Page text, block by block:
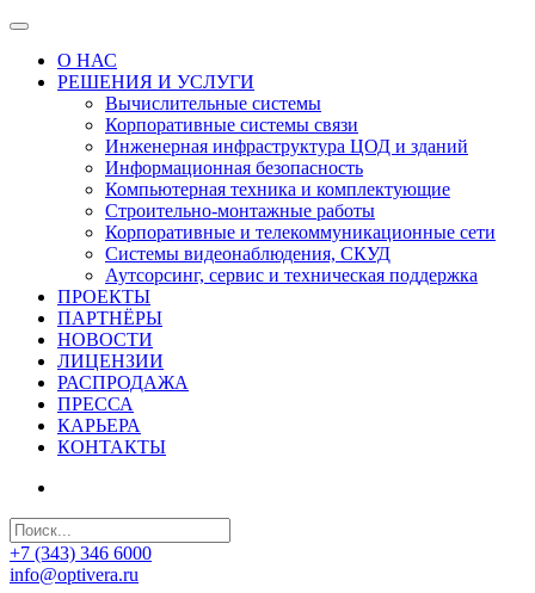
О НАС
РЕШЕНИЯ И УСЛУГИ
Вычислительные системы
Корпоративные системы связи
Инженерная инфраструктура ЦОД и зданий
Информационная безопасность
Компьютерная техника и комплектующие
Строительно-монтажные работы
Корпоративные и телекоммуникационные сети
Системы видеонаблюдения, СКУД
Аутсорсинг, сервис и техническая поддержка
ПРОЕКТЫ
ПАРТНЁРЫ
НОВОСТИ
ЛИЦЕНЗИИ
РАСПРОДАЖА
ПРЕССА
КАРЬЕРА
КОНТАКТЫ
+7 (343) 346 6000
info@optivera.ru